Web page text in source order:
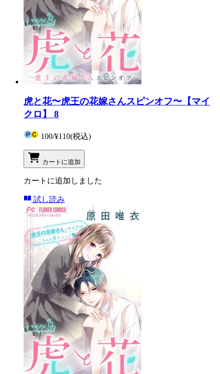
虎と花〜虎王の花嫁さんスピンオフ〜【マイ
クロ】 8
100/¥110(税込)
カートに追加
カートに追加しました
試し読み